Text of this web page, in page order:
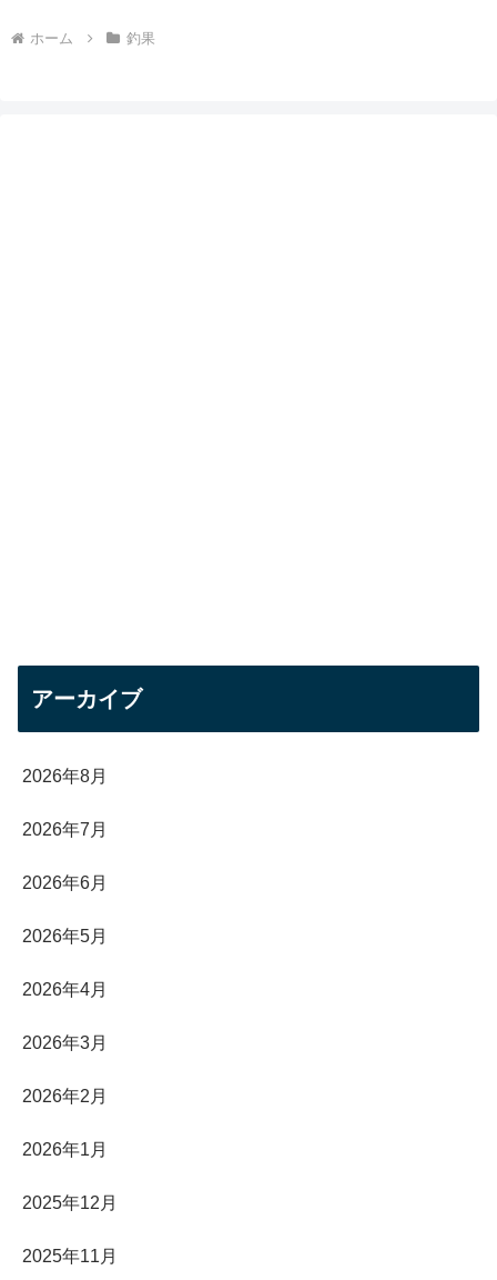
ホーム 釣果
アーカイブ
2026年8月
2026年7月
2026年6月
2026年5月
2026年4月
2026年3月
2026年2月
2026年1月
2025年12月
2025年11月